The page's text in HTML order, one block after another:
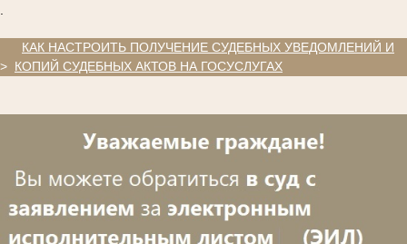
>
КАК НАСТРОИТЬ ПОЛУЧЕНИЕ СУДЕБНЫХ УВЕДОМЛЕНИЙ И
КОПИЙ СУДЕБНЫХ АКТОВ НА ГОСУСЛУГАХ